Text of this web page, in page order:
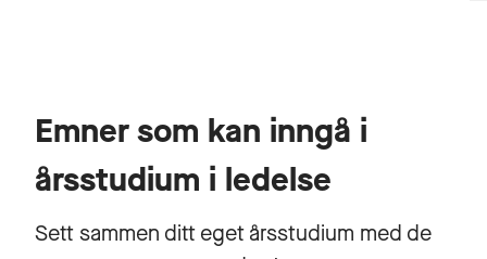
Emner som kan inngå i
årsstudium i ledelse
Sett sammen ditt eget årsstudium med de